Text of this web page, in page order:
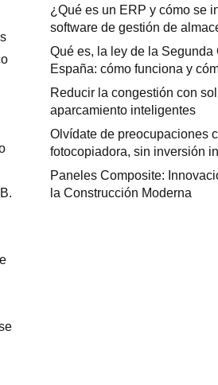
¿Qué es un ERP y cómo se
software de gestión de
Qué es, la ley de la Segunda
España: cómo funciona y
Reducir la congestión con
aparcamiento inteligentes
Olvídate de preocupaciones
fotocopiadora, sin inversión
Paneles Composite:
la Construcción Moderna